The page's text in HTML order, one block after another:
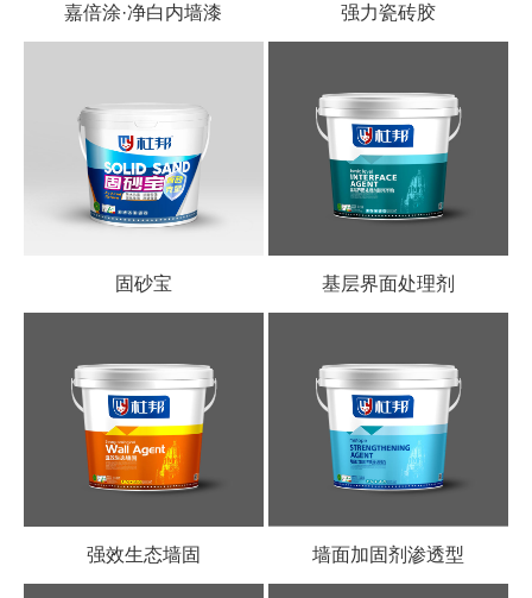
嘉倍涂·净白内墙漆 强力瓷砖胶
固砂宝 基层界面处理剂
强效生态墙固 墙面加固剂渗透型